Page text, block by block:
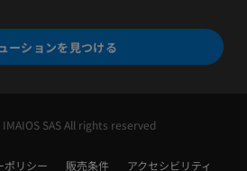
ーションを見つける
SAS All rights reserved
ポリシー 販売条件 アクセシビリティ